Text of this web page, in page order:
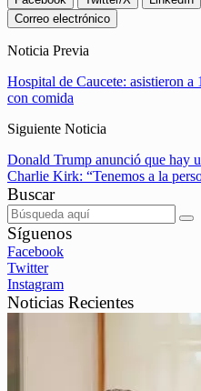
Correo electrónico
Noticia Previa
Hospital de Caucete: asistieron
con comida
Siguiente Noticia
Donald Trump anunció que hay
Charlie Kirk: “Tenemos a la
Buscar
Síguenos
Facebook
Twitter
Instagram
Noticias Recientes